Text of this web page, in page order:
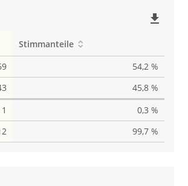
file_download
Stimmanteile
54,2 %
45,8 %
1
0,3 %
99,7 %